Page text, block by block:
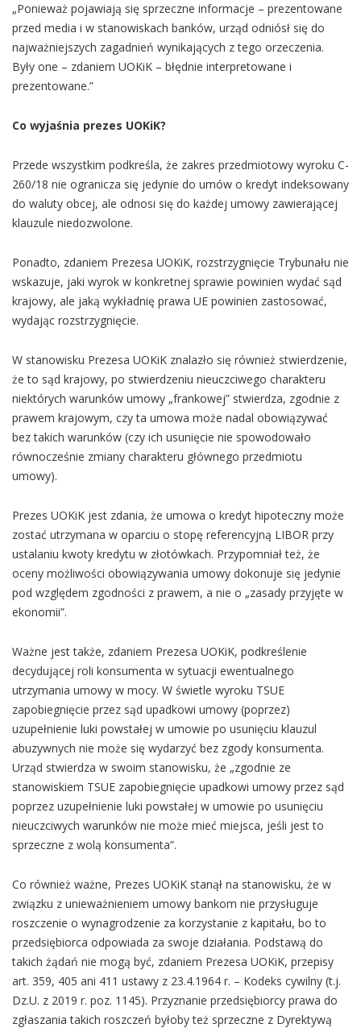
„Ponieważ pojawiają się sprzeczne informacje – prezentowane
przed media i w stanowiskach banków, urząd odniósł się do
najważniejszych zagadnień wynikających z tego orzeczenia.
Były one – zdaniem UOKiK – błędnie interpretowane i
prezentowane.”
Co wyjaśnia prezes UOKiK?
Przede wszystkim podkreśla, że zakres przedmiotowy wyroku C-
260/18 nie ogranicza się jedynie do umów o kredyt indeksowany
do waluty obcej, ale odnosi się do każdej umowy zawierającej
klauzule niedozwolone.
Ponadto, zdaniem Prezesa UOKiK, rozstrzygnięcie Trybunału nie
wskazuje, jaki wyrok w konkretnej sprawie powinien wydać sąd
krajowy, ale jaką wykładnię prawa UE powinien zastosować,
wydając rozstrzygnięcie.
W stanowisku Prezesa UOKiK znalazło się również stwierdzenie,
że to sąd krajowy, po stwierdzeniu nieuczciwego charakteru
niektórych warunków umowy „frankowej” stwierdza, zgodnie z
prawem krajowym, czy ta umowa może nadal obowiązywać
bez takich warunków (czy ich usunięcie nie spowodowało
równocześnie zmiany charakteru głównego przedmiotu
umowy).
Prezes UOKiK jest zdania, że umowa o kredyt hipoteczny może
zostać utrzymana w oparciu o stopę referencyjną LIBOR przy
ustalaniu kwoty kredytu w złotówkach. Przypomniał też, że
oceny możliwości obowiązywania umowy dokonuje się jedynie
pod względem zgodności z prawem, a nie o „zasady przyjęte w
ekonomii”.
Ważne jest także, zdaniem Prezesa UOKiK, podkreślenie
decydującej roli konsumenta w sytuacji ewentualnego
utrzymania umowy w mocy. W świetle wyroku TSUE
zapobiegnięcie przez sąd upadkowi umowy (poprzez)
uzupełnienie luki powstałej w umowie po usunięciu klauzul
abuzywnych nie może się wydarzyć bez zgody konsumenta.
Urząd stwierdza w swoim stanowisku, że „zgodnie ze
stanowiskiem TSUE zapobiegnięcie upadkowi umowy przez sąd
poprzez uzupełnienie luki powstałej w umowie po usunięciu
nieuczciwych warunków nie może mieć miejsca, jeśli jest to
sprzeczne z wolą konsumenta”.
Co również ważne, Prezes UOKiK stanął na stanowisku, że w
związku z unieważnieniem umowy bankom nie przysługuje
roszczenie o wynagrodzenie za korzystanie z kapitału, bo to
przedsiębiorca odpowiada za swoje działania. Podstawą do
takich żądań nie mogą być, zdaniem Prezesa UOKiK, przepisy
art. 359, 405 ani 411 ustawy z 23.4.1964 r. – Kodeks cywilny (t.j.
Dz.U. z 2019 r. poz. 1145). Przyznanie przedsiębiorcy prawa do
zgłaszania takich roszczeń byłoby też sprzeczne z Dyrektywą